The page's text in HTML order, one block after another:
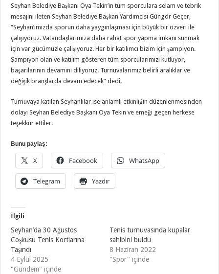
Seyhan Belediye Başkanı Oya Tekin’in tüm sporculara selam ve tebrik
mesajını ileten Seyhan Belediye Başkan Yardımcısı Güngör Geçer,
“Seyhan’ımızda sporun daha yaygınlaşması için büyük bir özveri ile
çalışıyoruz. Vatandaşlarımıza daha rahat spor yapma imkanı sunmak
için var gücümüzle çalışıyoruz. Her bir katılımcı bizim için şampiyon.
Şampiyon olan ve katılım gösteren tüm sporcularımızı kutluyor,
başarılarının devamını diliyoruz. Turnuvalarımız belirli aralıklar ve
değişik branşlarda devam edecek” dedi.
Turnuvaya katılan Seyhanlılar ise anlamlı etkinliğin düzenlenmesinden
dolayı Seyhan Belediye Başkanı Oya Tekin ve emeği geçen herkese
teşekkür ettiler.
Bunu paylaş:
X Facebook WhatsApp
Telegram Yazdır
İlgili
Seyhan’da 30 Ağustos
Coşkusu Tenis Kortlarına
Taşındı
4 Eylül 2025
"Gündem" içinde
Tenis turnuvasında kupalar
sahibini buldu
8 Haziran 2022
"Spor" içinde